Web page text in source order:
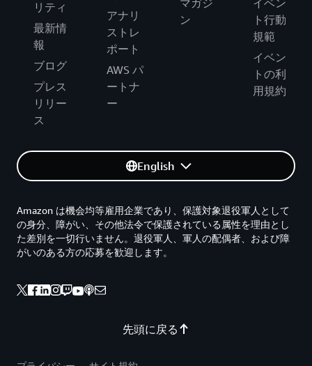
リティ
最新情
報
ブログ
プレス
リリー
ス
アナリ
ストレ
ポート
AWS パ
ートナ
ー
マガジ
ン
イベン
ト行動
規範
イベン
トの利
用規約
English
先頭に戻る
Amazon は機会均等雇用企業であり、保護対象退役軍人として
の身分、障がい、その他法令で保護されている属性を理由とし
た差別を一切行いません。退役軍人、軍人の配偶者、および障
がいのある方の応募を歓迎します。